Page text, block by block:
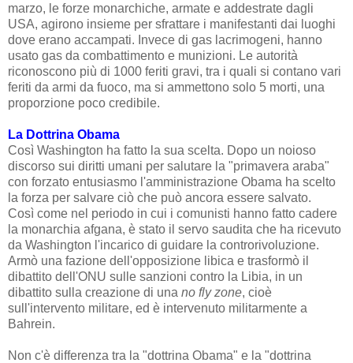
marzo, le forze monarchiche, armate e addestrate dagli
USA, agirono insieme per sfrattare i manifestanti dai luoghi
dove erano accampati. Invece di gas lacrimogeni, hanno
usato gas da combattimento e munizioni. Le autorità
riconoscono più di 1000 feriti gravi, tra i quali si contano vari
feriti da armi da fuoco, ma si ammettono solo 5 morti, una
proporzione poco credibile.
La Dottrina Obama
Così Washington ha fatto la sua scelta. Dopo un noioso
discorso sui diritti umani per salutare la "primavera araba"
con forzato entusiasmo l'amministrazione Obama ha scelto
la forza per salvare ciò che può ancora essere salvato.
Così come nel periodo in cui i comunisti hanno fatto cadere
la monarchia afgana, è stato il servo saudita che ha ricevuto
da Washington l'incarico di guidare la controrivoluzione.
Armò una fazione dell'opposizione libica e trasformò il
dibattito dell'ONU sulle sanzioni contro la Libia, in un
dibattito sulla creazione di una no fly zone, cioè
sull'intervento militare, ed è intervenuto militarmente a
Bahrein.
Non c'è differenza tra la "dottrina Obama" e la "dottrina